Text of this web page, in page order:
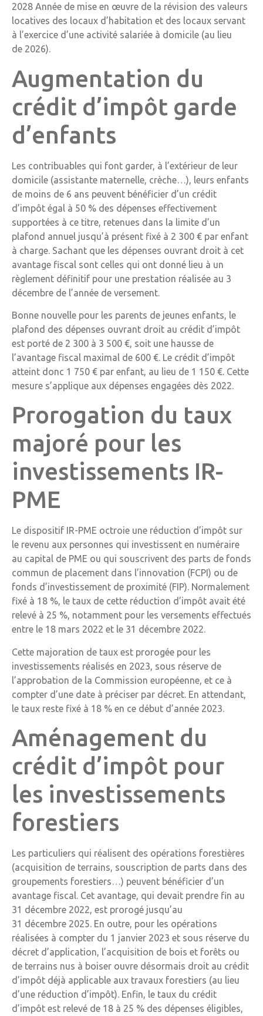
2028 Année de mise en œuvre de la révision des valeurs
locatives des locaux d’habitation et des locaux servant
à l’exercice d’une activité salariée à domicile (au lieu
de 2026).
Augmentation du
crédit d’impôt garde
d’enfants
Les contribuables qui font garder, à l’extérieur de leur
domicile (assistante maternelle, crèche…), leurs enfants
de moins de 6 ans peuvent bénéficier d’un crédit
d’impôt égal à 50 % des dépenses effectivement
supportées à ce titre, retenues dans la limite d’un
plafond annuel jusqu’à présent fixé à 2 300 € par enfant
à charge. Sachant que les dépenses ouvrant droit à cet
avantage fiscal sont celles qui ont donné lieu à un
règlement définitif pour une prestation réalisée au 3
décembre de l’année de versement.
Bonne nouvelle pour les parents de jeunes enfants, le
plafond des dépenses ouvrant droit au crédit d’impôt
est porté de 2 300 à 3 500 €, soit une hausse de
l’avantage fiscal maximal de 600 €. Le crédit d’impôt
atteint donc 1 750 € par enfant, au lieu de 1 150 €. Cette
mesure s’applique aux dépenses engagées dès 2022.
Prorogation du taux
majoré pour les
investissements IR-
PME
Le dispositif IR-PME octroie une réduction d’impôt sur
le revenu aux personnes qui investissent en numéraire
au capital de PME ou qui souscrivent des parts de fonds
commun de placement dans l’innovation (FCPI) ou de
fonds d’investissement de proximité (FIP). Normalement
fixé à 18 %, le taux de cette réduction d’impôt avait été
relevé à 25 %, notamment pour les versements effectués
entre le 18 mars 2022 et le 31 décembre 2022.
Cette majoration de taux est prorogée pour les
investissements réalisés en 2023, sous réserve de
l’approbation de la Commission européenne, et ce à
compter d’une date à préciser par décret. En attendant,
le taux reste fixé à 18 % en ce début d’année 2023.
Aménagement du
crédit d’impôt pour
les investissements
forestiers
Les particuliers qui réalisent des opérations forestières
(acquisition de terrains, souscription de parts dans des
groupements forestiers…) peuvent bénéficier d’un
avantage fiscal. Cet avantage, qui devait prendre fin au
31 décembre 2022, est prorogé jusqu’au
31 décembre 2025. En outre, pour les opérations
réalisées à compter du 1 janvier 2023 et sous réserve du
décret d’application, l’acquisition de bois et forêts ou
de terrains nus à boiser ouvre désormais droit au crédit
d’impôt déjà applicable aux travaux forestiers (au lieu
d’une réduction d’impôt). Enfin, le taux du crédit
d’impôt est relevé de 18 à 25 % des dépenses éligibles,